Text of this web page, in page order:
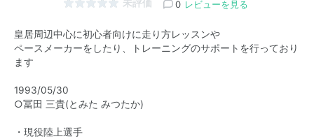
0 レビューを見る
皇居周辺中心に初心者向けに走り方レッスンや
ペースメーカーをしたり、トレーニングのサポートを行っており
ます
1993/05/30
○冨田 三貴(とみた みつたか)
・現役陸上選手